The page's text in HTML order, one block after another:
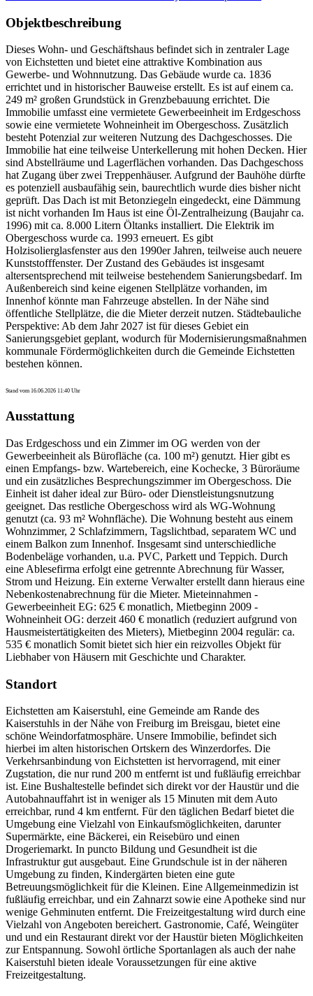
Objektbeschreibung
Dieses Wohn- und Geschäftshaus befindet sich in zentraler Lage
von Eichstetten und bietet eine attraktive Kombination aus
Gewerbe- und Wohnnutzung. Das Gebäude wurde ca. 1836
errichtet und in historischer Bauweise erstellt. Es ist auf einem ca.
249 m² großen Grundstück in Grenzbebauung errichtet. Die
Immobilie umfasst eine vermietete Gewerbeeinheit im Erdgeschoss
sowie eine vermietete Wohneinheit im Obergeschoss. Zusätzlich
besteht Potenzial zur weiteren Nutzung des Dachgeschosses. Die
Immobilie hat eine teilweise Unterkellerung mit hohen Decken. Hier
sind Abstellräume und Lagerflächen vorhanden. Das Dachgeschoss
hat Zugang über zwei Treppenhäuser. Aufgrund der Bauhöhe dürfte
es potenziell ausbaufähig sein, baurechtlich wurde dies bisher nicht
geprüft. Das Dach ist mit Betonziegeln eingedeckt, eine Dämmung
ist nicht vorhanden Im Haus ist eine Öl-Zentralheizung (Baujahr ca.
1996) mit ca. 8.000 Litern Öltanks installiert. Die Elektrik im
Obergeschoss wurde ca. 1993 erneuert. Es gibt
Holzisolierglasfenster aus den 1990er Jahren, teilweise auch neuere
Kunststofffenster. Der Zustand des Gebäudes ist insgesamt
altersentsprechend mit teilweise bestehendem Sanierungsbedarf. Im
Außenbereich sind keine eigenen Stellplätze vorhanden, im
Innenhof könnte man Fahrzeuge abstellen. In der Nähe sind
öffentliche Stellplätze, die die Mieter derzeit nutzen. Städtebauliche
Perspektive: Ab dem Jahr 2027 ist für dieses Gebiet ein
Sanierungsgebiet geplant, wodurch für Modernisierungsmaßnahmen
kommunale Fördermöglichkeiten durch die Gemeinde Eichstetten
bestehen können.
Stand vom 16.06.2026 11:40 Uhr
Ausstattung
Das Erdgeschoss und ein Zimmer im OG werden von der
Gewerbeeinheit als Bürofläche (ca. 100 m²) genutzt. Hier gibt es
einen Empfangs- bzw. Wartebereich, eine Kochecke, 3 Büroräume
und ein zusätzliches Besprechungszimmer im Obergeschoss. Die
Einheit ist daher ideal zur Büro- oder Dienstleistungsnutzung
geeignet. Das restliche Obergeschoss wird als WG-Wohnung
genutzt (ca. 93 m² Wohnfläche). Die Wohnung besteht aus einem
Wohnzimmer, 2 Schlafzimmern, Tagslichtbad, separatem WC und
einem Balkon zum Innenhof. Insgesamt sind unterschiedliche
Bodenbeläge vorhanden, u.a. PVC, Parkett und Teppich. Durch
eine Ablesefirma erfolgt eine getrennte Abrechnung für Wasser,
Strom und Heizung. Ein externe Verwalter erstellt dann hieraus eine
Nebenkostenabrechnung für die Mieter. Mieteinnahmen -
Gewerbeeinheit EG: 625 € monatlich, Mietbeginn 2009 -
Wohneinheit OG: derzeit 460 € monatlich (reduziert aufgrund von
Hausmeistertätigkeiten des Mieters), Mietbeginn 2004 regulär: ca.
535 € monatlich Somit bietet sich hier ein reizvolles Objekt für
Liebhaber von Häusern mit Geschichte und Charakter.
Standort
Eichstetten am Kaiserstuhl, eine Gemeinde am Rande des
Kaiserstuhls in der Nähe von Freiburg im Breisgau, bietet eine
schöne Weindorfatmosphäre. Unsere Immobilie, befindet sich
hierbei im alten historischen Ortskern des Winzerdorfes. Die
Verkehrsanbindung von Eichstetten ist hervorragend, mit einer
Zugstation, die nur rund 200 m entfernt ist und fußläufig erreichbar
ist. Eine Bushaltestelle befindet sich direkt vor der Haustür und die
Autobahnauffahrt ist in weniger als 15 Minuten mit dem Auto
erreichbar, rund 4 km entfernt. Für den täglichen Bedarf bietet die
Umgebung eine Vielzahl von Einkaufsmöglichkeiten, darunter
Supermärkte, eine Bäckerei, ein Reisebüro und einen
Drogeriemarkt. In puncto Bildung und Gesundheit ist die
Infrastruktur gut ausgebaut. Eine Grundschule ist in der näheren
Umgebung zu finden, Kindergärten bieten eine gute
Betreuungsmöglichkeit für die Kleinen. Eine Allgemeinmedizin ist
fußläufig erreichbar, und ein Zahnarzt sowie eine Apotheke sind nur
wenige Gehminuten entfernt. Die Freizeitgestaltung wird durch eine
Vielzahl von Angeboten bereichert. Gastronomie, Café, Weingüter
und und ein Restaurant direkt vor der Haustür bieten Möglichkeiten
zur Entspannung. Sowohl örtliche Sportanlagen als auch der nahe
Kaiserstuhl bieten ideale Voraussetzungen für eine aktive
Freizeitgestaltung.